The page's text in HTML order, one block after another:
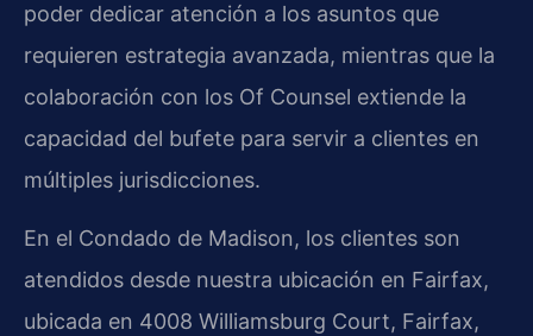
poder dedicar atención a los asuntos que
requieren estrategia avanzada, mientras que la
colaboración con los Of Counsel extiende la
capacidad del bufete para servir a clientes en
múltiples jurisdicciones.
En el Condado de Madison, los clientes son
atendidos desde nuestra ubicación en Fairfax,
ubicada en 4008 Williamsburg Court, Fairfax,